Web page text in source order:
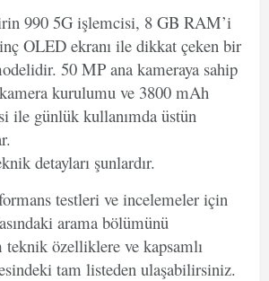
990 5G işlemcisi, 8 GB RAM’i
OLED ekranı ile dikkat çeken bir
50 MP ana kameraya sahip
kurulumu ve 3800 mAh
ile günlük kullanımda üstün
detayları şunlardır.
testleri ve incelemeler için
arama bölümünü
özelliklere ve kapsamlı
tam listeden ulaşabilirsiniz.